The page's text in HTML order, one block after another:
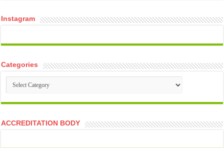
Instagram
Categories
Categories
ACCREDITATION BODY